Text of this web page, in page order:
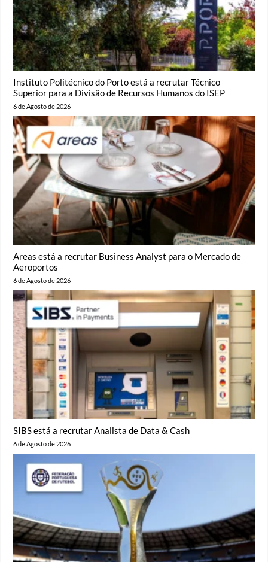
Instituto Politécnico do Porto está a recrutar Técnico
Superior para a Divisão de Recursos Humanos do ISEP
6 de Agosto de 2026
Areas está a recrutar Business Analyst para o Mercado de
Aeroportos
6 de Agosto de 2026
SIBS está a recrutar Analista de Data & Cash
6 de Agosto de 2026